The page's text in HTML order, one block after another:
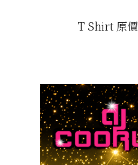
T Shirt 原價